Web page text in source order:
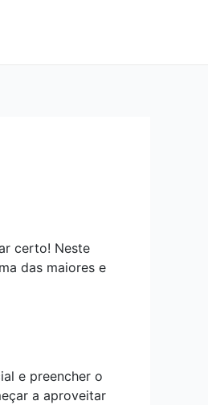
certo! Neste
das maiores e
e preencher o
a aproveitar